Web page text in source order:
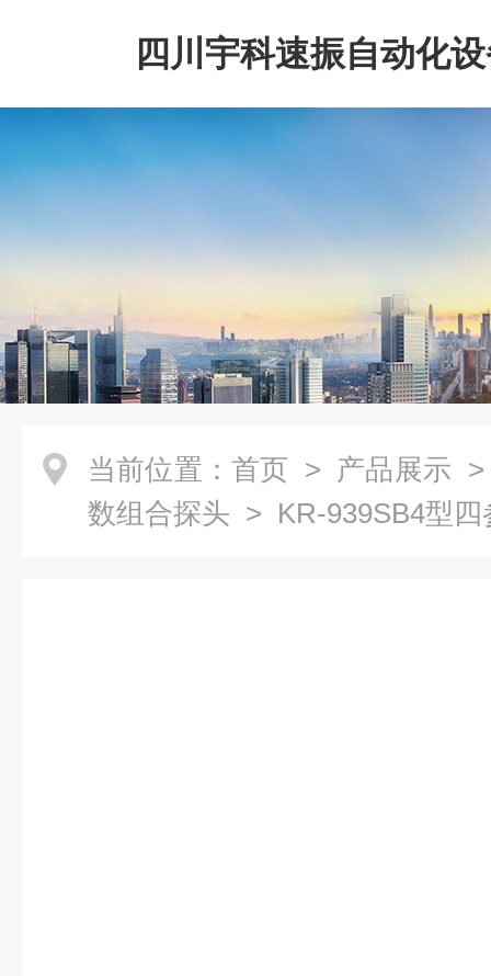
四川宇科速振自动化
公司
当前位置： 首页 > 产品展示
数组合探头 > KR-939SB4型四